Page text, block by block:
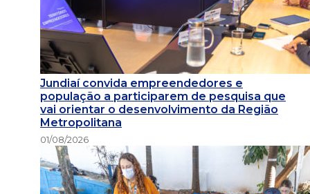
Jundiaí convida empreendedores e
população a participarem de pesquisa que
vai orientar o desenvolvimento da Região
Metropolitana
01/08/2026